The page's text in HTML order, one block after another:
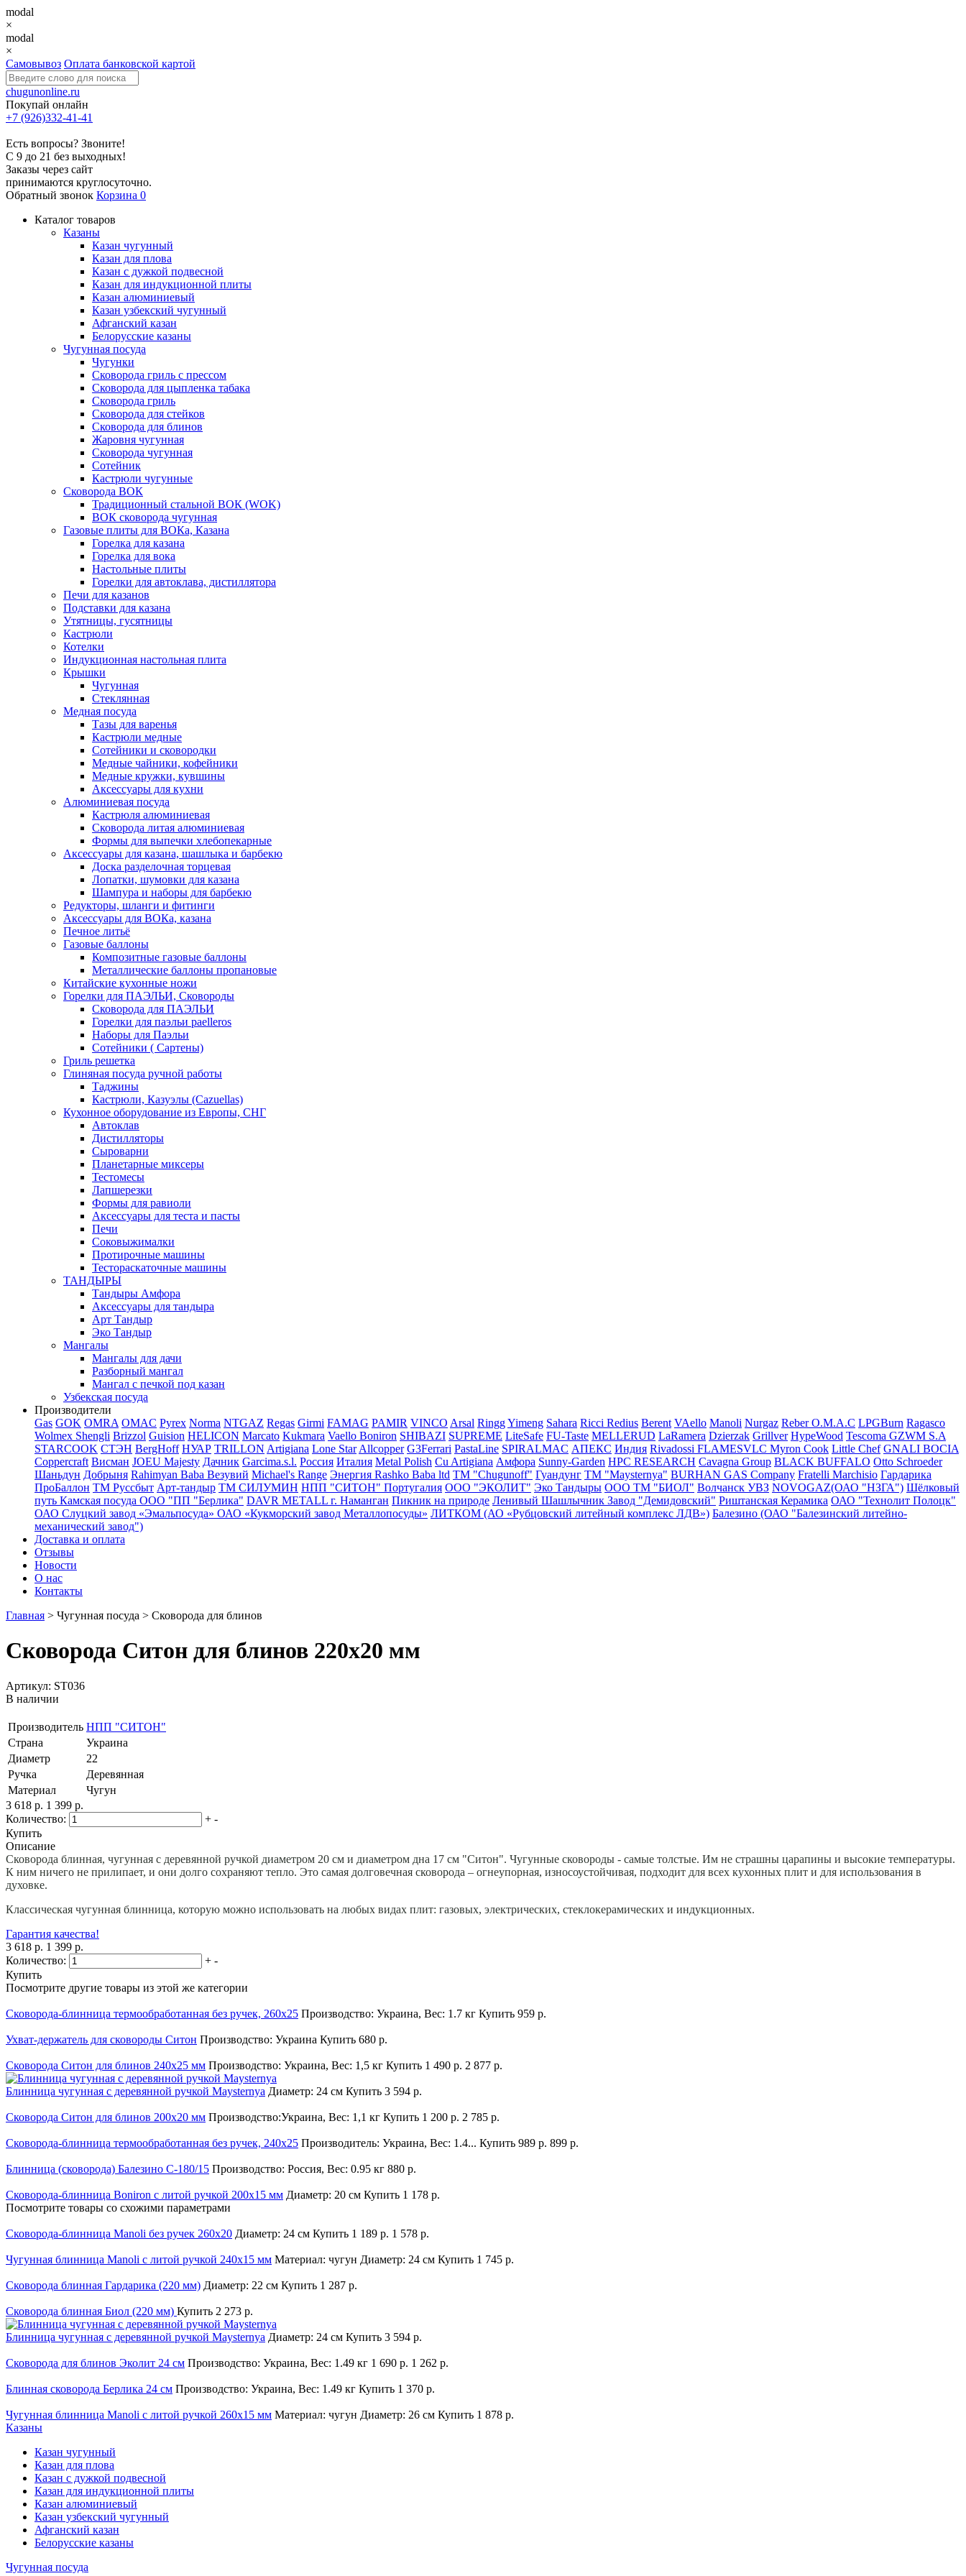
modal
×
modal
×
Самовывоз Оплата банковской картой
chugunonline.ru
Покупай онлайн
+7 (926)332-41-41
Есть вопросы? Звоните!
С 9 до 21 без выходных!
Заказы через сайт
принимаются круглосуточно.
Обратный звонок Корзина 0
Каталог товаров
Казаны
Казан чугунный
Казан для плова
Казан с дужкой подвесной
Казан для индукционной плиты
Казан алюминиевый
Казан узбекский чугунный
Афганский казан
Белорусские казаны
Чугунная посуда
Чугунки
Сковорода гриль с прессом
Сковорода для цыпленка табака
Сковорода гриль
Сковорода для стейков
Сковорода для блинов
Жаровня чугунная
Сковорода чугунная
Сотейник
Кастрюли чугунные
Сковорода ВОК
Традиционный стальной ВОК (WOK)
ВОК сковорода чугунная
Газовые плиты для ВОКа, Казана
Горелка для казана
Горелка для вока
Настольные плиты
Горелки для автоклава, дистиллятора
Печи для казанов
Подставки для казана
Утятницы, гусятницы
Кастрюли
Котелки
Индукционная настольная плита
Крышки
Чугунная
Стеклянная
Медная посуда
Тазы для варенья
Кастрюли медные
Сотейники и сковородки
Медные чайники, кофейники
Медные кружки, кувшины
Аксессуары для кухни
Алюминиевая посуда
Кастрюля алюминиевая
Сковорода литая алюминиевая
Формы для выпечки хлебопекарные
Аксессуары для казана, шашлыка и барбекю
Доска разделочная торцевая
Лопатки, шумовки для казана
Шампура и наборы для барбекю
Редукторы, шланги и фитинги
Аксессуары для ВОКа, казана
Печное литьё
Газовые баллоны
Композитные газовые баллоны
Металлические баллоны пропановые
Китайские кухонные ножи
Горелки для ПАЭЛЬИ, Сковороды
Сковорода для ПАЭЛЬИ
Горелки для паэльи paelleros
Наборы для Паэльи
Сотейники ( Сартены)
Гриль решетка
Глиняная посуда ручной работы
Таджины
Кастрюли, Казуэлы (Cazuellas)
Кухонное оборудование из Европы, СНГ
Автоклав
Дистилляторы
Сыроварни
Планетарные миксеры
Тестомесы
Лапшерезки
Формы для равиоли
Аксессуары для теста и пасты
Печи
Соковыжималки
Протирочные машины
Тестораскаточные машины
ТАНДЫРЫ
Тандыры Амфора
Аксессуары для тандыра
Арт Тандыр
Эко Тандыр
Мангалы
Мангалы для дачи
Разборный мангал
Мангал с печкой под казан
Узбекская посуда
Производители
Gas GOK OMRA OMAC Pyrex Norma NTGAZ Regas Girmi FAMAG PAMIR VINCO Arsal RinggYimeng Sahara Ricci Redius Berent VAello Manoli Nurgaz ReberO.M.A.C LPGBurn Ragasco
Wolmex Shengli Brizzol Guision HELICON Marcato Kukmara Vaello Boniron SHIBAZI SUPREME LiteSafe FU-Taste MELLERUD LaRamera Dzierzak Grillver HypeWood Tescoma GZWM S.A
STARCOOK СТЭН BergHoff НУАР TRILLON Artigiana Lone Star Allcopper G3Ferrari PastaLine SPIRALMAC АПЕКС Индия Rivadossi FLAMESVLC Myron Cook Little Chef GNALI BOCIA
Coppercraft Висман JOEU Majesty Дачник Garcima.s.l. Россия Италия Metal Polish Cu Artigiana Амфора Sunny-Garden HPC RESEARCH Cavagna Group BLACK BUFFALO Otto Schroeder
Шаньдун Добрыня Rahimyan Baba Везувий Michael's Range Энергия Rashko Baba ltd ТМ "Chugunoff" Гуандунг ТМ "Maysternya" BURHAN GAS Company Fratelli Marchisio Гардарика
ПроБаллон ТМ Руссбыт Арт-тандыр ТМ СИЛУМИН НПП "СИТОН" Португалия ООО "ЭКОЛИТ" Эко Тандыры ООО ТМ "БИОЛ" Волчанск УВЗ NOVOGAZ(ОАО "НЗГА") Шёлковый
путь Камская посуда ООО "ПП "Берлика" DAVR METALL г. Наманган Пикник на природе Ленивый Шашлычник Завод "Демидовский" Риштанская Керамика ОАО "Технолит Полоцк"
ОАО Слуцкий завод «Эмальпосуда» ОАО «Кукморский завод Металлопосуды» ЛИТКОМ (АО «Рубцовский литейный комплекс ЛДВ») Балезино (ОАО "Балезинский литейно-
механический завод")
Доставка и оплата
Отзывы
Новости
О нас
Контакты
Главная > Чугунная посуда > Сковорода для блинов
Сковорода Ситон для блинов 220х20 мм
Артикул: ST036
В наличии
Производитель НПП "СИТОН"
Страна
Украина
Диаметр
22
Ручка
Деревянная
Материал
Чугун
3 618 р. 1 399 р.
Количество:
+ -
Купить
Описание
Сковорода блинная, чугунная с деревянной ручкой диаметром 20 см и диаметром дна 17 см "Ситон". Чугунные сковороды - самые толстые. Им не страшны царапины и высокие температуры.
К ним ничего не прилипает, и они долго сохраняют тепло. Это самая долговечная сковорода – огнеупорная, износоустойчивая, подходит для всех кухонных плит и для использования в
духовке.
Классическая чугунная блинница, которую можно использовать на любых видах плит: газовых, электрических, стеклокерамических и индукционных.
Гарантия качества!
3 618 р. 1 399 р.
Количество:
+ -
Купить
Посмотрите другие товары из этой же категории
Сковорода-блинница термообработанная без ручек, 260х25 Производство: Украина, Вес: 1.7 кг Купить 959 р.
Ухват-держатель для сковороды Ситон Производство: Украина Купить 680 р.
Сковорода Ситон для блинов 240х25 мм Производство: Украина, Вес: 1,5 кг Купить 1 490 р. 2 877 р.
Блинница чугунная с деревянной ручкой Maysternya Диаметр: 24 см Купить 3 594 р.
Сковорода Ситон для блинов 200х20 мм Производство:Украина, Вес: 1,1 кг Купить 1 200 р. 2 785 р.
Сковорода-блинница термообработанная без ручек, 240х25 Производитель: Украина, Вес: 1.4... Купить 989 р. 899 р.
Блинница (сковорода) Балезино С-180/15 Производство: Россия, Вес: 0.95 кг 880 р.
Сковорода-блинница Boniron с литой ручкой 200х15 мм Диаметр: 20 см Купить 1 178 р.
Посмотрите товары со схожими параметрами
Сковорода-блинница Manoli без ручек 260х20 Диаметр: 24 см Купить 1 189 р. 1 578 р.
Чугунная блинница Manoli с литой ручкой 240х15 мм Материал: чугун Диаметр: 24 см Купить 1 745 р.
Сковорода блинная Гардарика (220 мм) Диаметр: 22 см Купить 1 287 р.
Сковорода блинная Биол (220 мм) Купить 2 273 р.
Блинница чугунная с деревянной ручкой Maysternya Диаметр: 24 см Купить 3 594 р.
Сковорода для блинов Эколит 24 см Производство: Украина, Вес: 1.49 кг 1 690 р. 1 262 р.
Блинная сковорода Берлика 24 см Производство: Украина, Вес: 1.49 кг Купить 1 370 р.
Чугунная блинница Manoli с литой ручкой 260х15 мм Материал: чугун Диаметр: 26 см Купить 1 878 р.
Казаны
Казан чугунный
Казан для плова
Казан с дужкой подвесной
Казан для индукционной плиты
Казан алюминиевый
Казан узбекский чугунный
Афганский казан
Белорусские казаны
Чугунная посуда